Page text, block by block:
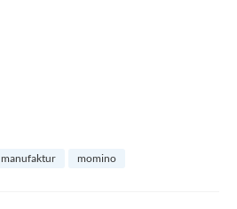
manufaktur momino